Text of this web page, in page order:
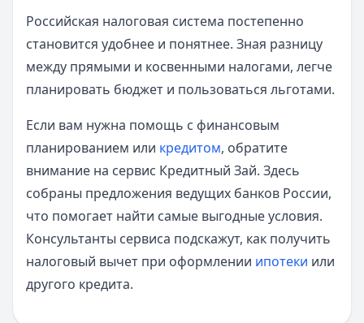
Российская налоговая система постепенно
становится удобнее и понятнее. Зная разницу
между прямыми и косвенными налогами, легче
планировать бюджет и пользоваться льготами.
Если вам нужна помощь с финансовым
планированием или кредитом, обратите
внимание на сервис Кредитный Зай. Здесь
собраны предложения ведущих банков России,
что помогает найти самые выгодные условия.
Консультанты сервиса подскажут, как получить
налоговый вычет при оформлении ипотеки или
другого кредита.